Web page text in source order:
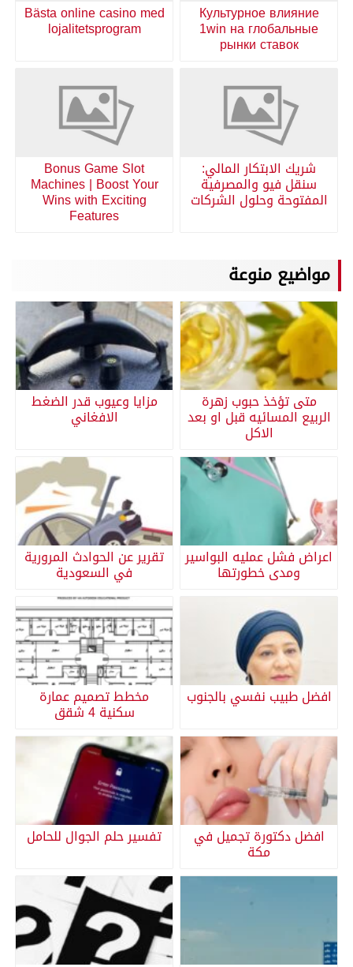
Культурное влияние
1win на глобальные
рынки ставок
Bästa online casino med
lojalitetsprogram
شريك الابتكار المالي:
سنقل فيو والمصرفية
المفتوحة وحلول الشركات
Bonus Game Slot
Machines | Boost Your
Wins with Exciting
Features
مواضيع منوعة
متى تؤخذ حبوب زهرة
الربيع المسائيه قبل او بعد
الاكل
مزايا وعيوب قدر الضغط
الافغاني
اعراض فشل عمليه البواسير
ومدى خطورتها
تقرير عن الحوادث المرورية
في السعودية
افضل طبيب نفسي بالجنوب مخطط تصميم عمارة
سكنية 4 شقق
افضل دكتورة تجميل في
مكة
تفسير حلم الجوال للحامل